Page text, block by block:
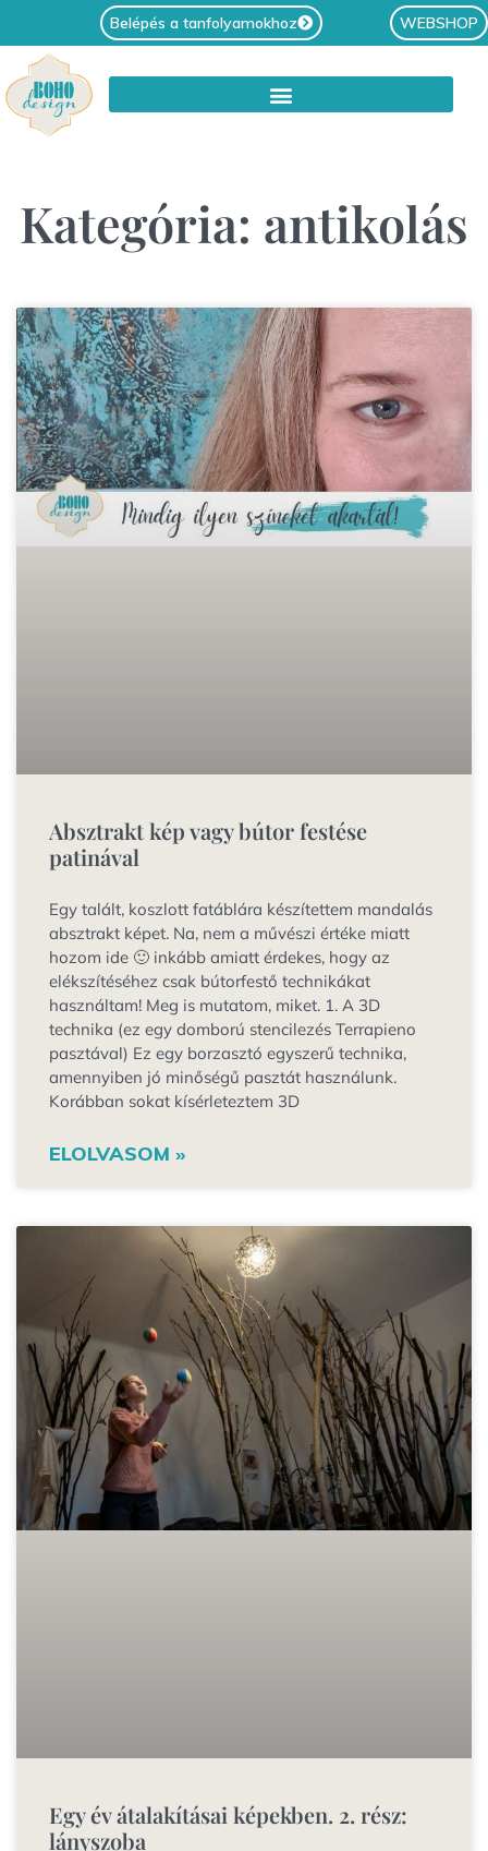
Belépés a tanfolyamokhoz WEBSHOP
Kategória: antikolás
Absztrakt kép vagy bútor festése
patinával
Egy talált, koszlott fatáblára készítettem mandalás
absztrakt képet. Na, nem a művészi értéke miatt
hozom ide 🙂 inkább amiatt érdekes, hogy az
elékszítéséhez csak bútorfestő technikákat
használtam! Meg is mutatom, miket. 1. A 3D
technika (ez egy domború stencilezés Terrapieno
pasztával) Ez egy borzasztó egyszerű technika,
amennyiben jó minőségű pasztát használunk.
Korábban sokat kísérleteztem 3D
ELOLVASOM »
Egy év átalakításai képekben. 2. rész:
lányszoba